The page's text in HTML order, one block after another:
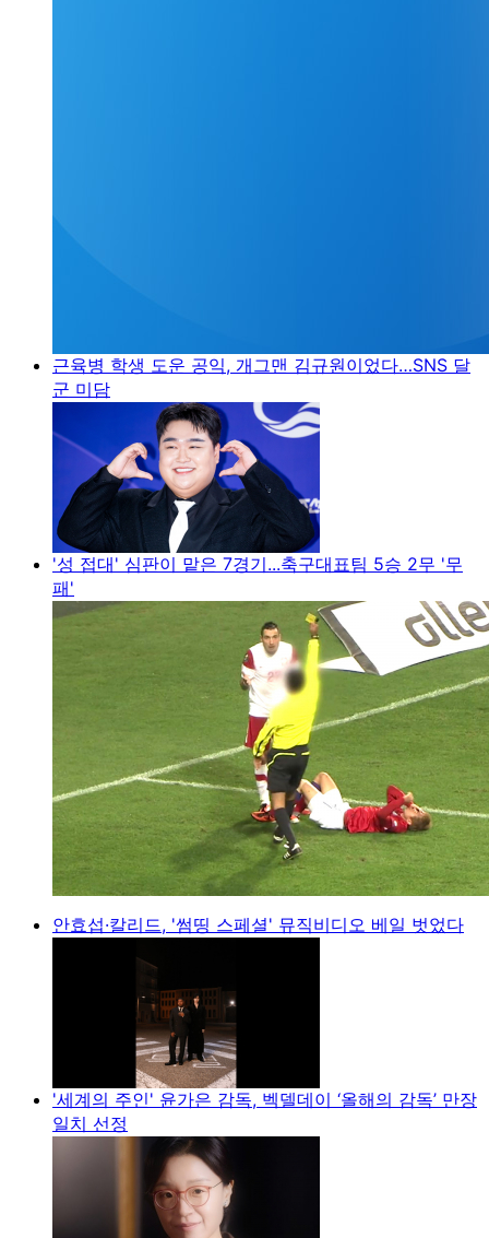
근육병 학생 도운 공익, 개그맨 김규원이었다…SNS 달
군 미담
'성 접대' 심판이 맡은 7경기...축구대표팀 5승 2무 '무
패'
안효섭·칼리드, '썸띵 스페셜' 뮤직비디오 베일 벗었다
'세계의 주인' 윤가은 감독, 벡델데이 ‘올해의 감독’ 만장
일치 선정